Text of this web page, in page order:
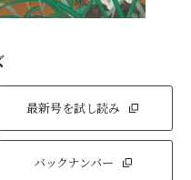
最新号を試し読み
バックナンバー